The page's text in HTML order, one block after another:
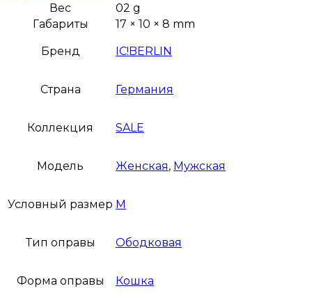
Вес
02 g
Габариты
17 × 10 × 8 mm
Бренд IC!BERLIN
Страна Германия
Коллекция SALE
Модель Женская, Мужская
Условный размер M
Тип оправы Ободковая
Форма оправы Кошка